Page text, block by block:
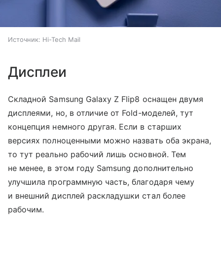
Источник: Hi-Tech Mail
Дисплеи
Складной Samsung Galaxy Z Flip8 оснащен двумя
дисплеями, но, в отличие от Fold-моделей, тут
концепция немного другая. Если в старших
версиях полноценными можно назвать оба экрана,
то тут реально рабочий лишь основной. Тем
не менее, в этом году Samsung дополнительно
улучшила программную часть, благодаря чему
и внешний дисплей раскладушки стал более
рабочим.